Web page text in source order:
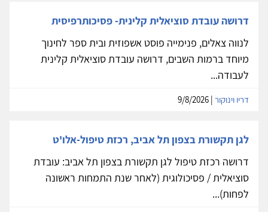
דרושה עובדת סוציאלית קלינית- פסיכותרפיסית
לנווה צאלים, פנימייה פוסט אשפוזית ובית ספר לחינוך
מיוחד ברמות השבים, דרושה עובדת סוציאלית קלינית
לעבודה...
דריו וינוקור
לגן תקשורת בצפון תל אביב, רכזת טיפול-אלו'ט
דרושה רכזת טיפול לגן תקשורת בצפון תל אביב: עובדת
סוציאלית / פסיכולוגית (לאחר שנת התמחות ראשונה
לפחות)...